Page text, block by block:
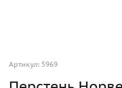
Артикул: 5969